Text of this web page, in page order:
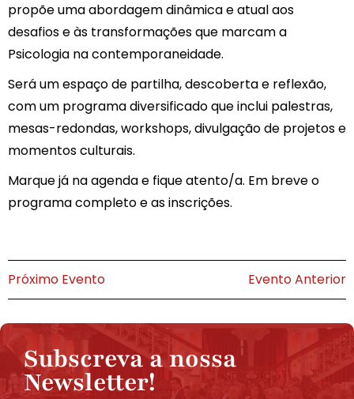
propõe uma abordagem dinâmica e atual aos
desafios e às transformações que marcam a
Psicologia na contemporaneidade.
Será um espaço de partilha, descoberta e reflexão,
com um programa diversificado que inclui palestras,
mesas-redondas, workshops, divulgação de projetos e
momentos culturais.
Marque já na agenda e fique atento/a. Em breve o
programa completo e as inscrições.
Próximo Evento Evento Anterior
Subscreva a nossa
Newsletter!